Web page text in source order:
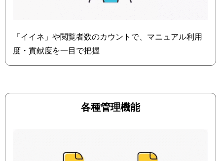
「イイネ」や閲覧者数のカウントで、マニュアル利用
度・貢献度を一目で把握
各種管理機能